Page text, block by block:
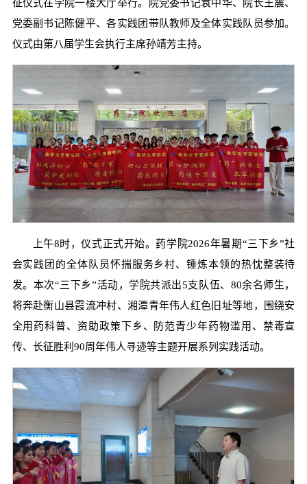
征仪式在学院一楼大厅举行。院党委书记袁中华、院长王震、
党委副书记陈健平、各实践团带队教师及全体实践队员参加。
仪式由第八届学生会执行主席孙靖芳主持。
上午8时，仪式正式开始。药学院2026年暑期“三下乡”社
会实践团的全体队员怀揣服务乡村、锤炼本领的热忱整装待
发。本次“三下乡”活动，学院共派出5支队伍、80余名师生，
将奔赴衡山县霞流冲村、湘潭青年伟人红色旧址等地，围绕安
全用药科普、资助政策下乡、防范青少年药物滥用、禁毒宣
传、长征胜利90周年伟人寻迹等主题开展系列实践活动。